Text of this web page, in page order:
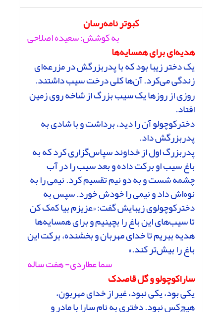
کبوتر نامه‌رسان
به کوشش: سعیده اصلاحی
هدیه‌ا‌ی برای همسایه‌ها
یک دختر زیبا بود که با پدربزرگش در مزرعه‌ای
زندگی می‌کرد. آ‌ن‌ها کلی درخت سیب داشتند.
روزی از روزها یک سیب بزرگ از شاخه روی زمین
افتاد.
دخترکوچولو آن را دید، برداشت و با شادی به
پدربزرگش داد.
پدربزرگ اول از خداوند سپاس‌گزاری کرد که به
باغ سیب او برکت داده و بعد سیب را در آب
چشمه شست و به دو نیم تقسیم کرد. نیمی را به
نوه‌اش داد و نیمی را خودش خورد. سپس به
دخترکوچولوی زیبایش گفت: «عزیزم بیا کمک کن
تا سیب‌های این باغ را بچینیم و برای همسایه‌ها
هدیه ببریم تا خدای مهربان و بخشنده، برکت این
باغ را بیش‌تر کند.»
سما عطاردی- هفت ساله
ساراکوچولو و گل قاصدک
یکى بود، یکى نبود، غیر از خداى مهربون،
هیچ‌کس نبود. دخترى به نام سارا با مادر و